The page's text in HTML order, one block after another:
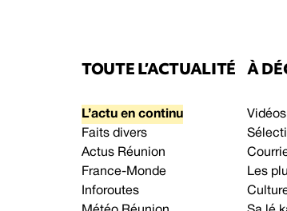
TOUTE L’ACTUALITÉ
L’actu en continu
Faits divers
Actus Réunion
France-Monde
Inforoutes
À
Vidéos
Les